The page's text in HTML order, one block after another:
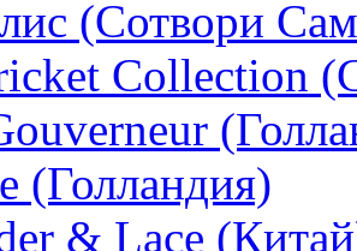
(Сотвори
Collection
(Голландия)
& Lace